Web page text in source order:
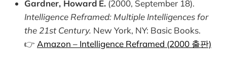
Gardner, Howard E. (2000, September 18).
Intelligence Reframed: Multiple Intelligences for
the 21st Century. New York, NY: Basic Books.
👉 Amazon – Intelligence Reframed (2000 출판)